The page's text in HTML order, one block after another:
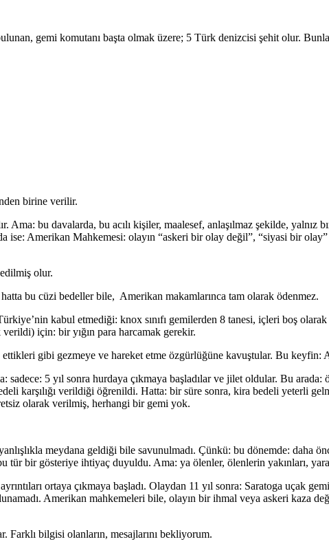
gemi komutanı başta olmak üzere; 5 Türk denizcisi şehit olur.
birine verilir.
bu davalarda, bu acılı kişiler, maalesef, anlaşılmaz şekilde, yalnız
ise: Amerikan Mahkemesi: olayın “askeri bir olay değil”, “siyasi bir
olur.
bu cüzi bedeller bile, Amerikan makamlarınca tam olarak ödenmez.
kabul etmediği: knox sınıfı gemilerden 8 tanesi, içleri boş
için: bir yığın para harcamak gerekir.
gibi gezmeye ve hareket etme özgürlüğüne kavuştular. Bu keyfin:
5 yıl sonra hurdaya çıkmaya başladılar ve jilet oldular. Bu
karşılığı verildiği öğrenildi. Hatta: bir süre sonra, kira bedeli yeterli
olarak verilmiş, herhangi bir gemi yok.
meydana geldiği bile savunulmadı. Çünkü: bu dönemde: daha
tür bir gösteriye ihtiyaç duyuldu. Ama: ya ölenler, ölenlerin yakınları,
ortaya çıkmaya başladı. Olaydan 11 yıl sonra: Saratoga uçak
Amerikan mahkemeleri bile, olayın bir ihmal veya askeri kaza
bilgisi olanların, mesajlarını bekliyorum.